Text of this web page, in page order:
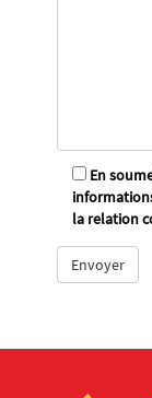
En
la relation